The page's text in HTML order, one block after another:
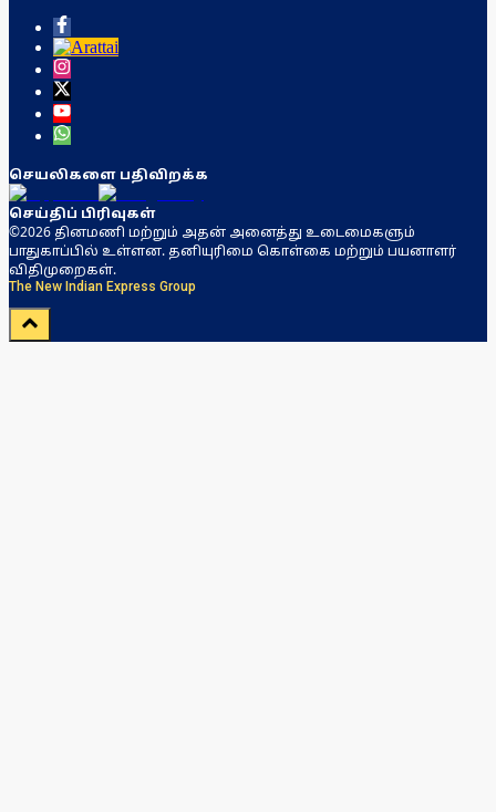
செயலிகளை பதிவிறக்க
செய்திப் பிரிவுகள்
©2026 தினமணி மற்றும் அதன் அனைத்து உடைமைகளும்
பாதுகாப்பில் உள்ளன. தனியுரிமை கொள்கை மற்றும் பயனாளர்
விதிமுறைகள்.
The New Indian Express Group